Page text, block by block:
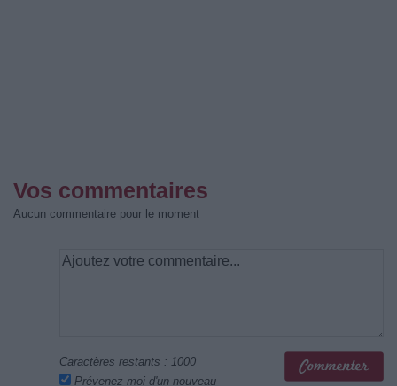
Vos commentaires
Aucun commentaire pour le moment
Caractères restants : 1000
Prévenez-moi d'un nouveau